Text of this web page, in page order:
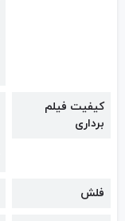
کیفیت فیلم
برداری
فلش